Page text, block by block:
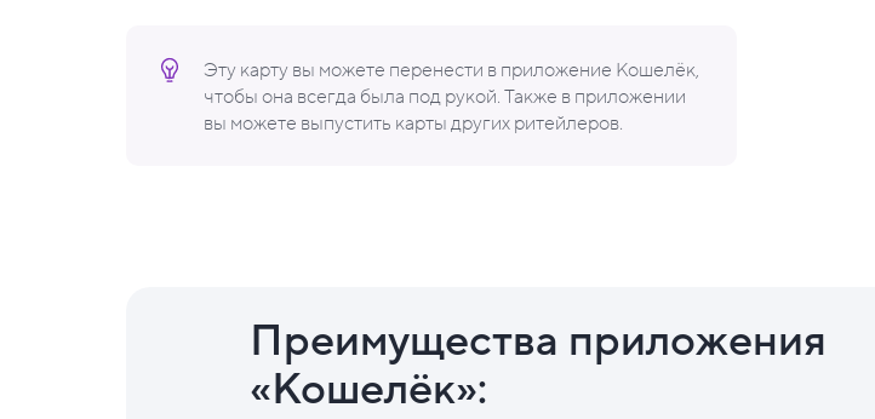
Эту карту вы можете перенести в приложение Кошелёк,
чтобы она всегда была под рукой. Также в приложении
вы можете выпустить карты других ритейлеров.
Преимущества приложения
«Кошелёк»: